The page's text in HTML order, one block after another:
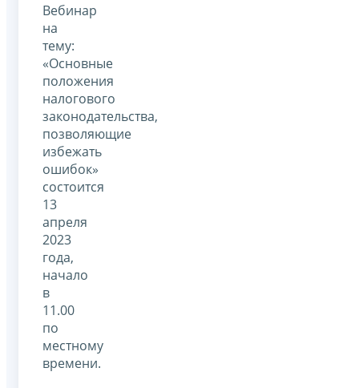
Вебинар
на
тему:
«Основные
положения
налогового
законодательства,
позволяющие
избежать
ошибок»
состоится
13
апреля
2023
года,
начало
в
11.00
по
местному
времени.